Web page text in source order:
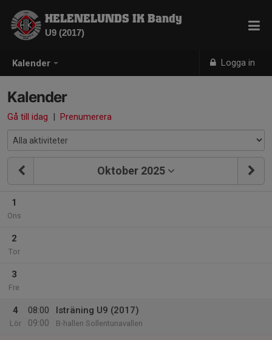
Kalender Logga in
HELENELUNDS IK Bandy
U9 (2017)
Kalender
Gå till idag | Prenumerera
Oktober 2025
1
Ons
2
Tor
3
Fre
4
Lör
08:00
09:00
Isträning U9 (2017)
B-hallen Sollentunavallen